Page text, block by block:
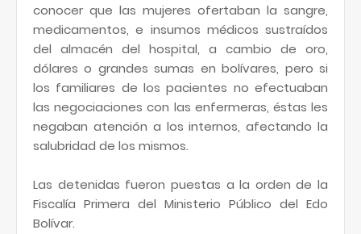
conocer que las mujeres ofertaban la sangre,
medicamentos, e insumos médicos sustraídos
del almacén del hospital, a cambio de oro,
dólares o grandes sumas en bolívares, pero si
los familiares de los pacientes no efectuaban
las negociaciones con las enfermeras, éstas les
negaban atención a los internos, afectando la
salubridad de los mismos.
Las detenidas fueron puestas a la orden de la
Fiscalía Primera del Ministerio Público del Edo
Bolívar.